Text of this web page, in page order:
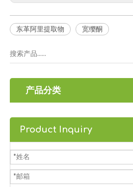
东革阿里提取物 宽缨酮
产品分类
Product Inquiry